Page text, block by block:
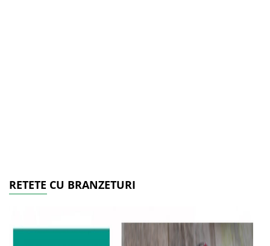
RETETE CU BRANZETURI